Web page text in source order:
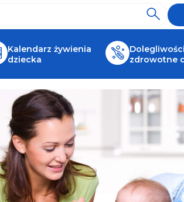
Kalendarz żywienia
dziecka
Dolegliwości
zdrowotne